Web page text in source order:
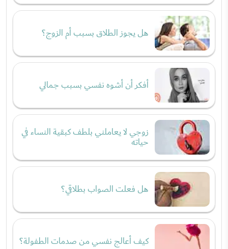
هل يجوز الطلاق بسبب أم الزوج؟
أفكر أن أشوه نفسي بسبب جمالي
زوجي لا يعاملني بلطف كبقية النساء في
حياته
هل فعلت الصواب بطلاقي؟
كيف أعالج نفسي من صدمات الطفولة؟